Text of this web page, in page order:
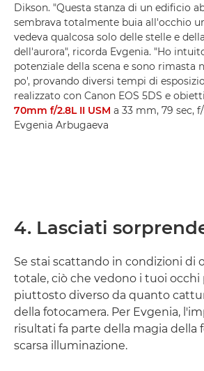
Dikson. "Questa stanza di un edificio
sembrava totalmente buia all'occhio
vedeva qualcosa solo delle stelle e
dell'aurora", ricorda Evgenia. "Ho
potenziale della scena e sono rimasta
po', provando diversi tempi di
realizzato con Canon EOS 5DS e
70mm f/2.8L II USM a 33 mm, 79 sec,
Evgenia Arbugaeva
4. Lasciati
Se stai scattando in condizioni di
totale, ciò che vedono i tuoi occhi
piuttosto diverso da quanto
della fotocamera. Per Evgenia,
risultati fa parte della magia della
scarsa illuminazione.